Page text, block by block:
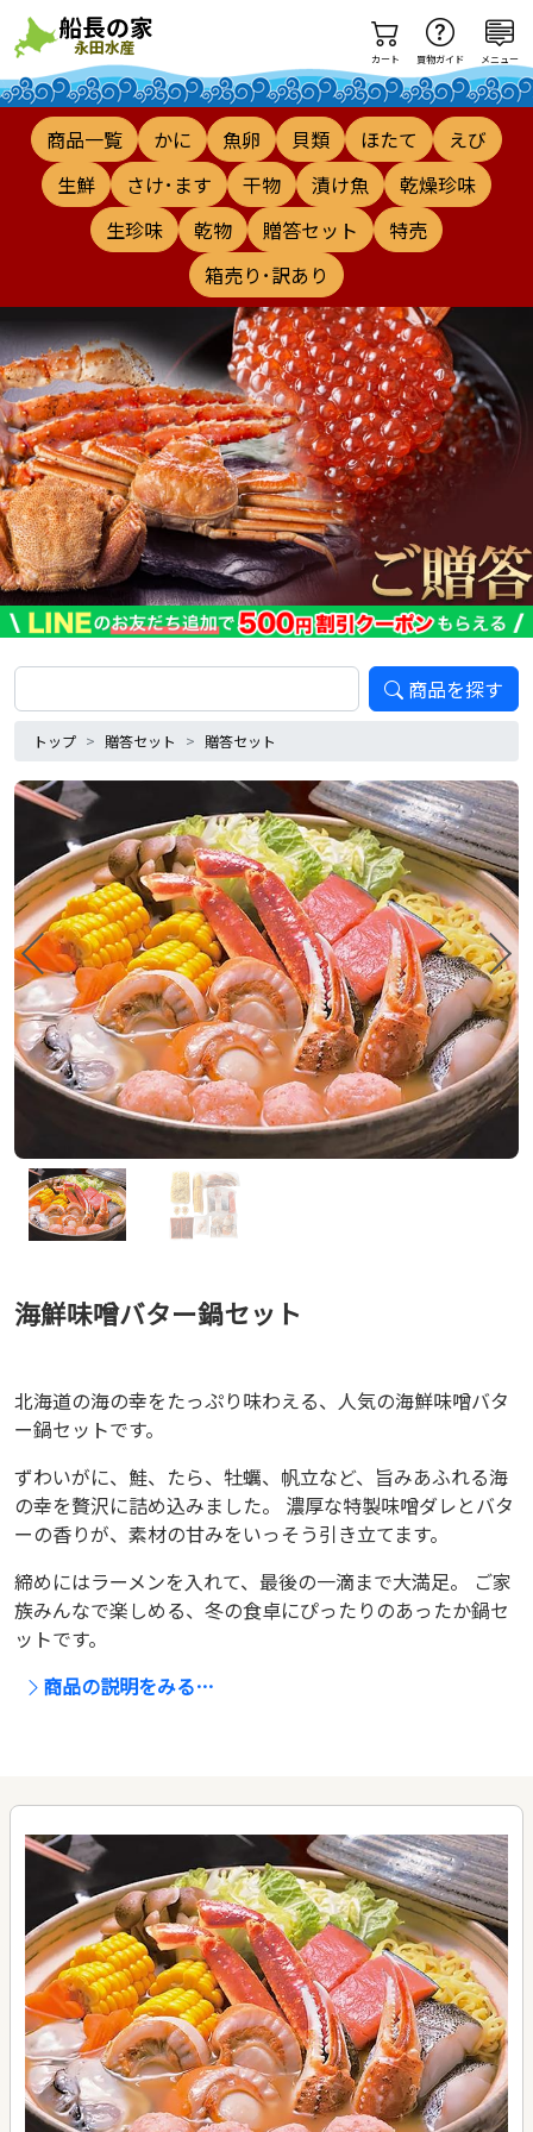
カート 買物ガイド メニュー
商品一覧 かに 魚卵 貝類 ほたて
えび
生鮮
さけ･ます 干物 漬け魚
乾燥珍味
生珍味
乾物 贈答セット
特売
箱売り･訳あり
商品を探す
トップ 贈答セット 贈答セット
海鮮味噌バター鍋セット
北海道の海の幸をたっぷり味わえる、人気の海鮮味噌バタ
ー鍋セットです。
ずわいがに、鮭、たら、牡蠣、帆立など、旨みあふれる海
の幸を贅沢に詰め込みました。 濃厚な特製味噌ダレとバタ
ーの香りが、素材の甘みをいっそう引き立てます。
締めにはラーメンを入れて、最後の一滴まで大満足。 ご家
族みんなで楽しめる、冬の食卓にぴったりのあったか鍋セ
ットです。
商品の説明をみる…